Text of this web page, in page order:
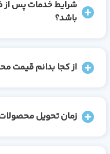
شرایط خدمات پس از
باشد؟
از کجا بدانم قیمت
زمان تحویل محصولات